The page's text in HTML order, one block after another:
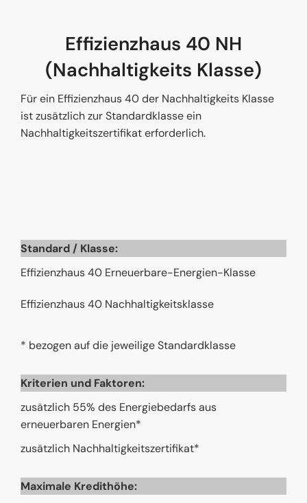
Effizienzhaus 40 NH
(Nachhaltigkeits Klasse)
Für ein Effizienzhaus 40 der Nachhaltigkeits Klasse
ist zusätzlich zur Standardklasse ein
Nachhaltigkeitszertifikat erforderlich.
Standard / Klasse:
Effizienzhaus 40 Erneuerbare-Energien-Klasse
Effizienzhaus 40 Nachhaltigkeitsklasse
* bezogen auf die jeweilige Standardklasse
Kriterien und Faktoren:
zusätzlich 55% des Energiebedarfs aus
erneuerbaren Energien*
zusätzlich Nachhaltigkeitszertifikat*
Maximale Kredithöhe: